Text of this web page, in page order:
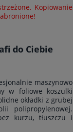
Kopiowanie
do Ciebie
maszynowo
w foliowe koszulki
okładki z grubej
polipropylenowej.
kurzu, tłuszczu i